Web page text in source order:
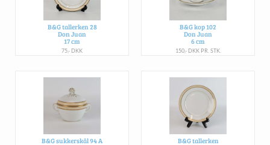
B&G tallerken 28
Don Juan
17 cm
75,- DKK
B&G kop 102
Don Juan
6 cm
150,- DKK PR. STK.
B&G sukkerskål 94 A
B&G tallerken